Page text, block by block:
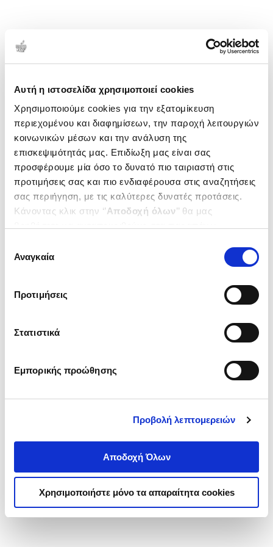
Αυτή η ιστοσελίδα χρησιμοποιεί cookies
Χρησιμοποιούμε cookies για την εξατομίκευση
περιεχομένου και διαφημίσεων, την παροχή λειτουργιών
κοινωνικών μέσων και την ανάλυση της
επισκεψιμότητάς μας. Επιδίωξη μας είναι σας
προσφέρουμε μία όσο το δυνατό πιο ταιριαστή στις
προτιμήσεις σας και πιο ενδιαφέρουσα στις αναζητήσεις
σας περιήγηση, με τις καλύτερες δυνατές προτάσεις.
Κάνοντας κλικ στην ‘’Αποδοχή όλων’’ θα μας
ενδιαφέρουν και να επιλέξετε από τα παρακάτω με την
΄΄και να ενημερωθείτε σχετικά με
συγκατάθεσης
Αναγκαία
Προτιμήσεις
Στατιστικά
Εμπορικής προώθησης
Προβολή λεπτομερειών
Αποδοχή Όλων
Χρησιμοποιήστε μόνο τα απαραίτητα cookies